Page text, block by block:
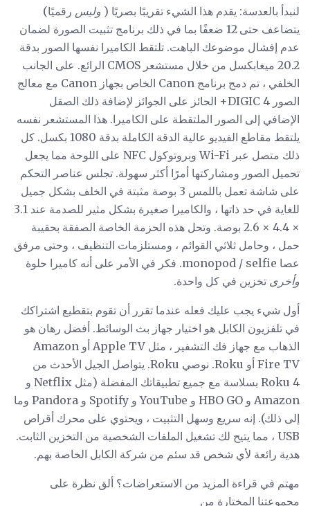
لنبدأ بالعدسة: يقدم هذا الشيء تقريبًا بصريًا ( وليس رقميًا)
يتضاعف حتى 12 ضعفًا بما في ذلك برنامج تثبيت الصورة لضمان
عدم إفشال موضوعك الباهت. تلتقط الكاميرا نفسها الصور بدقة
20.2 ميغابكسل من خلال مستشعر CMOS الرائع. على الجانب
الخلفي ، تم دمج برنامج Canon الخاص بجهاز Canon مع معالج
الصور DIGIC 4+ الحائز على الجوائز لإضافة ذلك الصقل
الإضافي إلى الصور الملتقطة على الكاميرا. هذا المستشعر نفسه
يلتقط مقاطع الفيديو عالية الدقة الكاملة بدقة 1080 بكسل. كل
ذلك متصل عبر Wi-Fi وبروتوكول NFC على اللوحة مما يجعل
تحميل الصور ومشاركتها أمرًا أكثر سهولة. تجلس عناصر التحكم
على شاشة تعمل باللمس 3 بوصة مثبتة في الخلف بشكل جميل
للغاية في حد ذاتها ، والكاميرا صغيرة بشكل مثير للصدمة عند 3.1
× 4.4 × 2.6 بوصة. وتحل هذه الحزمة الخاصة الصفقة بحقيبة
حمل ، وحامل ثلاثي القوائم ، ومستلزمات التنظيف ، وحتى مرفق
عصا monopod / selfie. فكر في الأمر على أنه كاميرا حلوة
وأخرى تخزين في كل واحدة.
أول شيء يجب عليك فعله عندما تقرر أن تقوم بتقطيع اشتراكك
في تلفزيون الكابل هو اختيار جهاز بث الوسائط. أفضل رهان هو
الذهاب مع جهاز فك التشفير ، مثل Apple TV أو Amazon
Fire TV أو Roku. نوصي Roku. يتواصل الجيل الأحدث من
Roku 4 بسلاسة مع جميع تطبيقاتك المفضلة (مثل Netflix و
Amazon و HBO GO و YouTube و Spotify و Pandora وما
إلى ذلك). إنه سريع وسهل التثبيت ، ويحتوي على محرك أقراص
USB ، مما يتيح لك تشغيل الملفات الشخصية من التخزين الثابت.
هدية رائعة لأي شخص قد سئم من شركة الكابل الخاصة بهم.
مهتم في قراءة المزيد من الاستعراضات؟ ألق نظرة على
مجموعتنا المختارة من